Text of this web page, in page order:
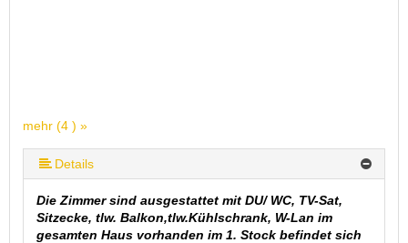
mehr (4 ) »
Details
Die Zimmer sind ausgestattet mit DU/ WC, TV-Sat,
Sitzecke, tlw. Balkon,tlw.Kühlschrank, W-Lan im
gesamten Haus vorhanden im 1. Stock befindet sich